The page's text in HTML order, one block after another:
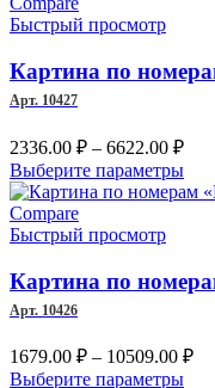
Быстрый просмотр
Картина по
Арт. 10427
2336.00 ₽ – 6622.00 ₽
цен:
Выберите параметрыЭтот
Compare
Быстрый просмотр
Картина по
Арт. 10426
1679.00 ₽ – 10509.00 ₽
Выберите параметрыЭтот